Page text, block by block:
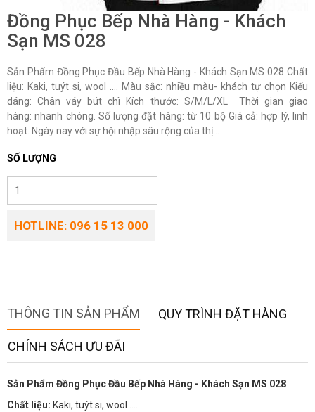
Đồng Phục Bếp Nhà Hàng - Khách
Sạn MS 028
Sản Phẩm Đồng Phục Đầu Bếp Nhà Hàng - Khách Sạn MS 028 Chất
liệu: Kaki, tuýt si, wool …. Màu sắc: nhiều màu- khách tự chọn Kiểu
dáng: Chân váy bút chì Kích thước: S/M/L/XL Thời gian giao
hàng: nhanh chóng. Số lượng đặt hàng: từ 10 bộ Giá cả: hợp lý, linh
hoạt. Ngày nay với sự hội nhập sâu rộng của thị...
SỐ LƯỢNG
HOTLINE: 096 15 13 000
THÔNG TIN SẢN PHẨM QUY TRÌNH ĐẶT HÀNG
CHÍNH SÁCH ƯU ĐÃI
Sản Phẩm Đồng Phục Đầu Bếp Nhà Hàng - Khách Sạn MS 028
Chất liệu: Kaki, tuýt si, wool ….